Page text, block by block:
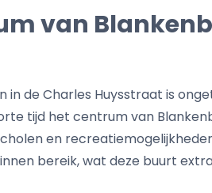
van
in de Charles Huysstraat is
tijd het centrum van
en
bereik, wat deze buurt